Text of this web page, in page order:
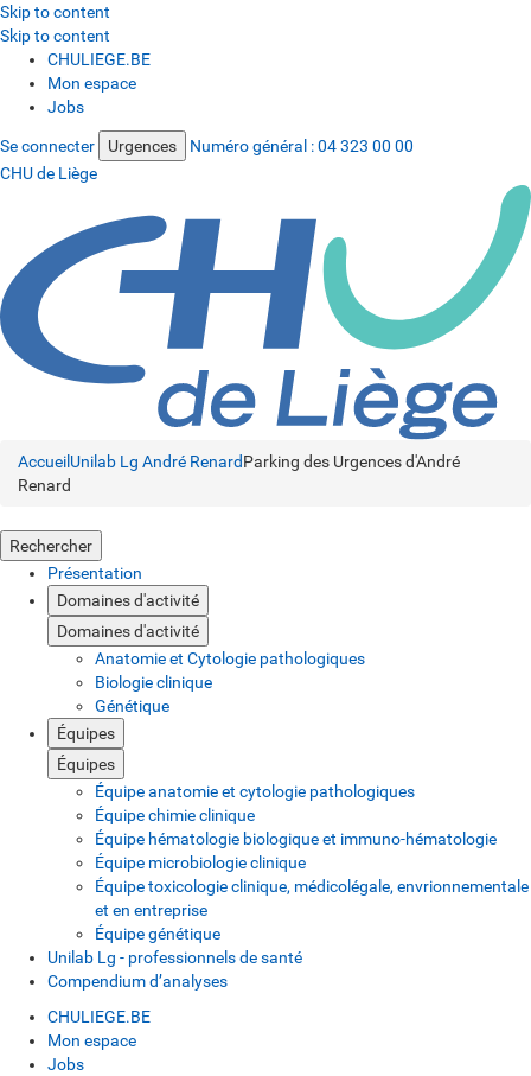
Skip to content
Skip to content
CHULIEGE.BE
Mon espace
Jobs
Se connecter Urgences Numéro général :04 323 00 00
CHU de Liège
Accueil Unilab Lg André RenardParking des Urgences d'André
Renard
Rechercher
Présentation
Domaines d'activité
Domaines d'activité
Anatomie et Cytologie pathologiques
Biologie clinique
Génétique
Équipes
Équipes
Équipe anatomie et cytologie pathologiques
Équipe chimie clinique
Équipe hématologie biologique et immuno-hématologie
Équipe microbiologie clinique
Équipe toxicologie clinique, médicolégale, envrionnementale
et en entreprise
Équipe génétique
Unilab Lg - professionnels de santé
Compendium d’analyses
CHULIEGE.BE
Mon espace
Jobs